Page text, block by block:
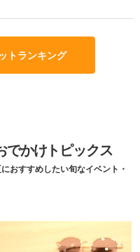
トランキング
でかけトピックス
おすすめしたい旬なイベント・